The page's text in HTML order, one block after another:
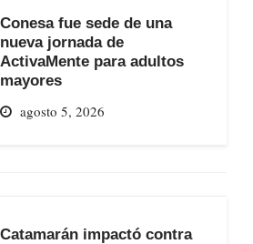
Conesa fue sede de una
nueva jornada de
ActivaMente para adultos
mayores
agosto 5, 2026
Catamarán impactó contra